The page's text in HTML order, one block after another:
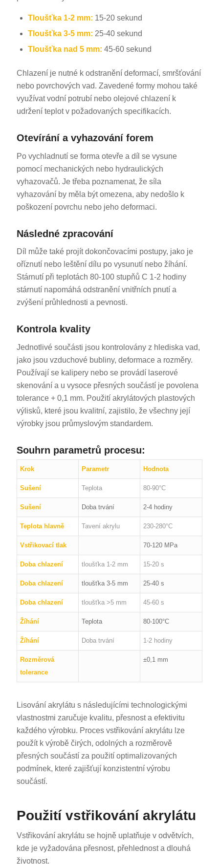
Tloušťka 1-2 mm: 15-20 sekund
Tloušťka 3-5 mm: 25-40 sekund
Tloušťka nad 5 mm: 45-60 sekund
Chlazení je nutné k odstranění deformací, smršťování
nebo povrchových vad. Zavedené formy mohou také
využívat vodní potrubí nebo olejové chlazení k
udržení teplot v požadovaných specifikacích.
Otevírání a vyhazování forem
Po vychladnutí se forma otevře a díl se vysune
pomocí mechanických nebo hydraulických
vyhazovačů. Je třeba poznamenat, že síla
vyhazování by měla být omezena, aby nedošlo k
poškození povrchu nebo jeho deformaci.
Následné zpracování
Díl může také projít dokončovacími postupy, jako je
oříznutí nebo leštění dílu po vysunutí nebo žíhání.
Stárnutí při teplotách 80-100 stupňů C 1-2 hodiny
stárnutí napomáhá odstranění vnitřních pnutí a
zvýšení průhlednosti a pevnosti.
Kontrola kvality
Jednotlivé součásti jsou kontrolovány z hlediska vad,
jako jsou vzduchové bubliny, deformace a rozměry.
Používají se kalipery nebo se provádí laserové
skenování a u vysoce přesných součástí je povolena
tolerance + 0,1 mm. Použití akrylátových plastových
výlisků, které jsou kvalitní, zajistilo, že všechny její
výrobky jsou průmyslovým standardem.
Souhrn parametrů procesu:
Krok Parametr Hodnota
Sušení Teplota 80-90°C
Sušení Doba trvání 2-4 hodiny
Teplota hlavně Tavení akrylu 230-280°C
Vstřikovací tlak 70-120 MPa
Doba chlazení tloušťka 1-2 mm 15-20 s
Doba chlazení tloušťka 3-5 mm 25-40 s
Doba chlazení tloušťka >5 mm 45-60 s
Žíhání Teplota 80-100°C
Žíhání Doba trvání 1-2 hodiny
Rozměrová
tolerance
±0,1 mm
Lisování akrylátu s následujícími technologickými
vlastnostmi zaručuje kvalitu, přesnost a efektivitu
každého výrobku. Proces vstřikování akrylátu lze
použít k výrobě čirých, odolných a rozměrově
přesných součástí za použití optimalizovaných
podmínek, které zajišťují konzistentní výrobu
součástí.
Použití vstřikování akrylátu
Vstřikování akrylátu se hojně uplatňuje v odvětvích,
kde je vyžadována přesnost, přehlednost a dlouhá
životnost.